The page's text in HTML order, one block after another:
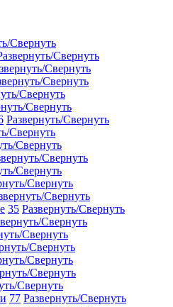
Свернуть
Свернуть
Свернуть
Свернуть
Свернуть
Свернуть
Развернуть/Свернуть
Свернуть
Свернуть
Свернуть
Свернуть
Свернуть
Свернуть
35 Развернуть/Свернуть
Свернуть
Свернуть
Свернуть
Свернуть
Свернуть
Свернуть
77 Развернуть/Свернуть